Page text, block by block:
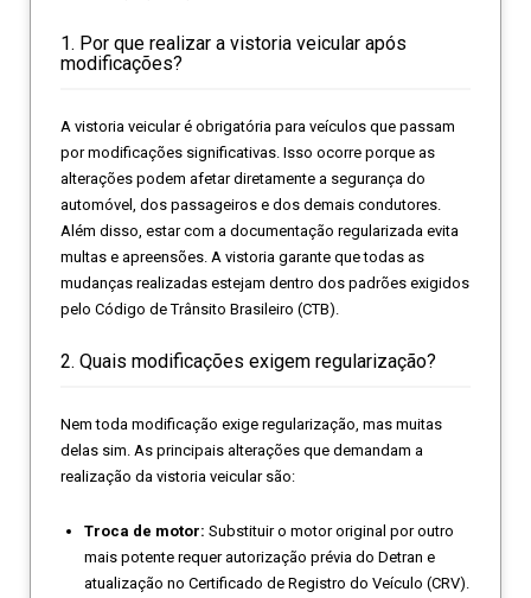
1. Por que realizar a vistoria veicular após
modificações?
A vistoria veicular é obrigatória para veículos que passam
por modificações significativas. Isso ocorre porque as
alterações podem afetar diretamente a segurança do
automóvel, dos passageiros e dos demais condutores.
Além disso, estar com a documentação regularizada evita
multas e apreensões. A vistoria garante que todas as
mudanças realizadas estejam dentro dos padrões exigidos
pelo Código de Trânsito Brasileiro (CTB).
2. Quais modificações exigem regularização?
Nem toda modificação exige regularização, mas muitas
delas sim. As principais alterações que demandam a
realização da vistoria veicular são:
Troca de motor: Substituir o motor original por outro
mais potente requer autorização prévia do Detran e
atualização no Certificado de Registro do Veículo (CRV).